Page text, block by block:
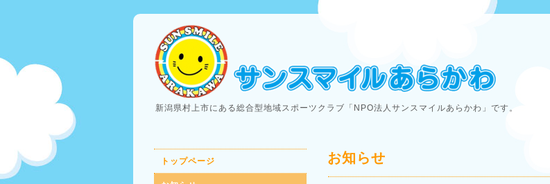
新潟県村上市にある総合型地域スポーツクラブ「NPO法人サンスマイルあらかわ」です。
お知らせ
トップページ